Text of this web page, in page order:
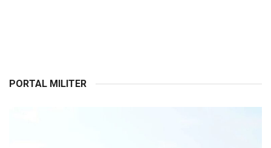
PORTAL MILITER